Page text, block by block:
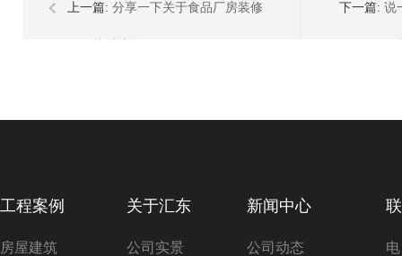
上一篇: 分享一下关于食品厂房装修 下一篇: 说
工程案例
房屋建筑
关于汇东
公司实景
新闻中心
公司动态